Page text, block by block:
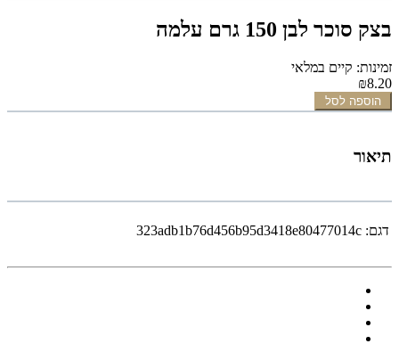
בצק סוכר לבן 150 גרם עלמה
זמינות: קיים במלאי
₪8.20
הוספה לסל
תיאור
דגם: 323adb1b76d456b95d3418e80477014c